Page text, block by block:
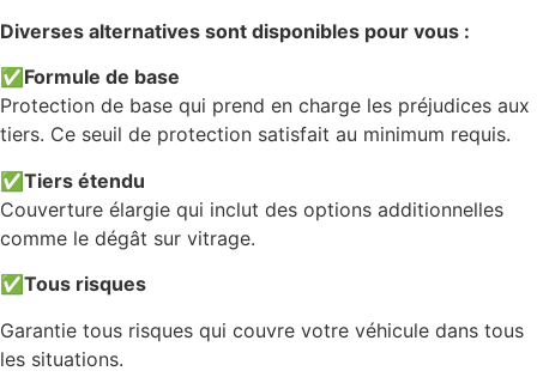
Diverses alternatives sont disponibles pour vous :
✅ Formule de base
Protection de base qui prend en charge les préjudices aux
tiers. Ce seuil de protection satisfait au minimum requis.
✅Tiers étendu
Couverture élargie qui inclut des options additionnelles
comme le dégât sur vitrage.
✅Tous risques
Garantie tous risques qui couvre votre véhicule dans tous
les situations.